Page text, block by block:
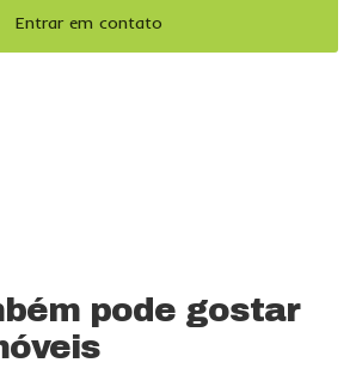
Entrar em contato
pode gostar